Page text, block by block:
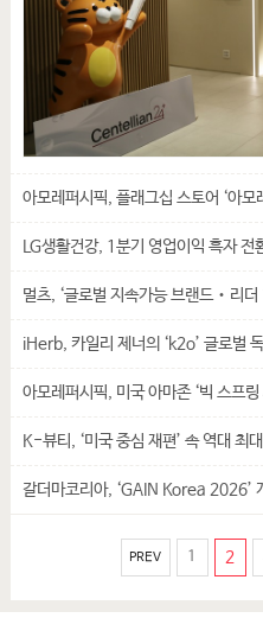
아모레퍼시픽, 플래그십 스토어 ‘아모
LG생활건강, 1분기 영업이익 흑자 전
멀츠, ‘글로벌 지속가능 브랜드‧리더
iHerb, 카일리 제너의 ‘k2o’ 글로벌
아모레퍼시픽, 미국 아마존 ‘빅 스프
K-뷰티, ‘미국 중심 재편’ 속 역대 최
갈더마코리아, ‘GAIN Korea 2026’
PREV 1 2